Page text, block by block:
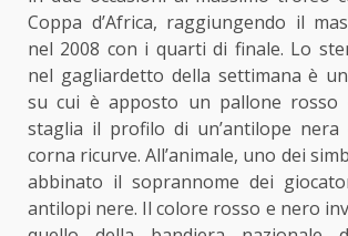
Coppa d’Africa, raggiungendo il
nel 2008 con i quarti di finale. Lo
nel gagliardetto della settimana è
su cui è apposto un pallone
staglia il profilo di un’antilope nera
corna ricurve. All’animale, uno dei
abbinato il soprannome dei
antilopi nere. Il colore rosso e nero